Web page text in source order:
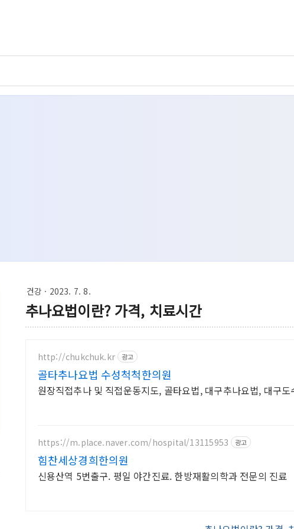
건강 · 2023. 7. 8.
추나요법이란? 가격, 치료시간
http://chukchuk.kr 광고
골타추나요법 수성척척한의원
원장직접추나 및 직접운동지도, 골타요법, 대구추나요법, 대구도
https://m.place.naver.com/hospital/13115953 광고
힘찬세상경희한의원
신용산역 5번출구. 평일 야간진료. 한방재활의학과 전문의 진료